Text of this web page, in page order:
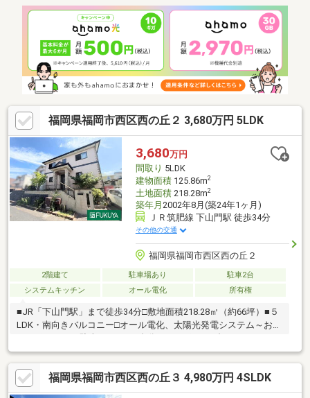
種による）～ライフインフォメーション～壱岐小学校 約1400m
壱岐中学校 約1700mサニー福重店 約1700mセブンイレブン福
岡生松台店 約580生松台北2号公園 約220ｍご見学希望や資料
請求に関しましては、お気軽にお申し付け下さいませ。
福岡県福岡市西区西の丘２ 3,680万円 5LDK
3,680万円
間取り 5LDK
建物面積125.86m2
土地面積218.28m2
築年月 2002年8月(築24年1ヶ月)
ＪＲ筑肥線 下山門駅 徒歩34分
その他の交通
福岡県福岡市西区西の丘２
2階建て 駐車場あり
駐車2台
システムキッチン
オール電化 所有権
■JR「下山門駅」まで徒歩34分□敷地面積218.28㎡（約66坪）■５
LDK・南向きバルコニー□オール電化、太陽光発電システム～おす
ス1台、車種制限有）各居室収納・床下収納・Wクローゼットあり
玄関上部吹抜けあり～ライフインフォメーション～西鉄バス「ウ
エストヒルズ北停」まで徒歩3分壱岐小学校 約1900m壱岐中学
校 約2000mマルキョウ下山門店 約1700mサニー福重店 約
福岡県福岡市西区西の丘３ 4,980万円 4SLDK